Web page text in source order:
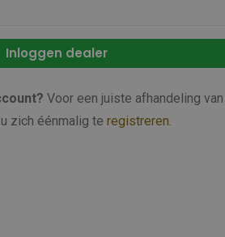
Inloggen dealer
Voor een juiste afhandeling van
zich éénmalig te registreren.